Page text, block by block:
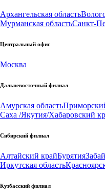
Архангельская область
Мурманская областьСанкт-
Центральный офис
Москва
Дальневосточный филиал
Амурская область
Саха /Якутия/Хабаровский
Сибирский филиал
Алтайский крайБурятия
Иркутская область
Кузбасский филиал